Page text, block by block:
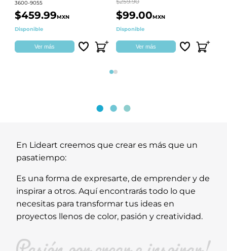
3600-9055
$459.99MXN
Disponible
Ver más
$99.00MXN
Disponible
Ver más
Página 1
Página 2
En Lideart creemos que crear es más que un
pasatiempo:
Es una forma de expresarte, de emprender y de
inspirar a otros. Aquí encontrarás todo lo que
necesitas para transformar tus ideas en
proyectos llenos de color, pasión y creatividad.